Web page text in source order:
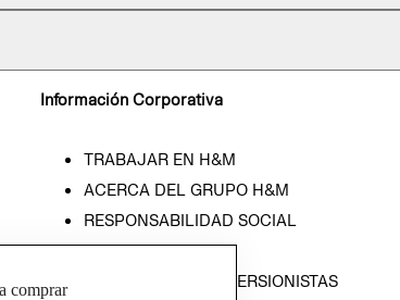
Información Corporativa
TRABAJAR EN H&M
ACERCA DEL GRUPO H&M
RESPONSABILIDAD SOCIAL
PRENSA
RELACIÓN CON INVERSIONISTAS
comprar